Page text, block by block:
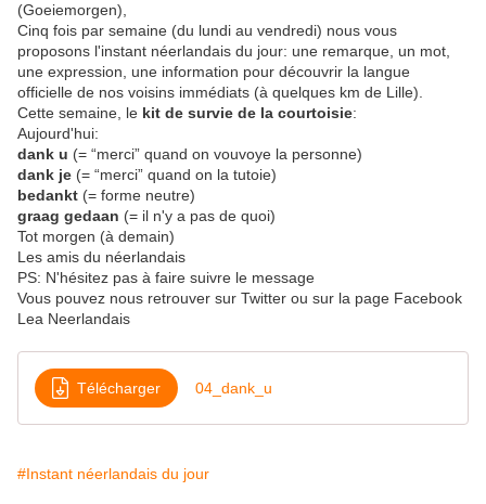
(Goeiemorgen),
Cinq fois par semaine (du lundi au vendredi) nous vous
proposons l'instant néerlandais du jour: une remarque, un mot,
une expression, une information pour découvrir la langue
officielle de nos voisins immédiats (à quelques km de Lille).
Cette semaine, le kit de survie de la courtoisie:
Aujourd'hui:
dank u (= “merci” quand on vouvoye la personne)
dank je (= “merci” quand on la tutoie)
bedankt (= forme neutre)
graag gedaan (= il n'y a pas de quoi)
Tot morgen (à demain)
Les amis du néerlandais
PS: N'hésitez pas à faire suivre le message
Vous pouvez nous retrouver sur Twitter ou sur la page Facebook
Lea Neerlandais
Télécharger 04_dank_u
#Instant néerlandais du jour